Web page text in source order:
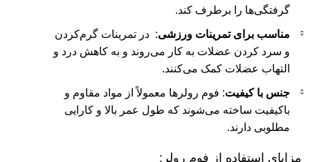
گرفتگی‌ها را برطرف کند.
مناسب برای تمرینات ورزشی: در تمرینات گرم‌کردن
و سرد کردن عضلات به کار می‌روند و به کاهش درد و
التهاب عضلات کمک می‌کنند.
جنس با کیفیت: فوم رولرها معمولاً از مواد مقاوم و
باکیفیت ساخته می‌شوند که طول عمر بالا و کارایی
مطلوبی دارند.
مزایای استفاده از فوم رولر: